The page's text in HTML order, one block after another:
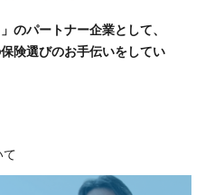
のパートナー企業として、
険選びのお手伝いをしてい
て